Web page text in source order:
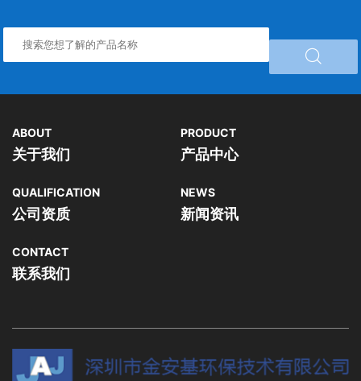

ABOUT
关于我们
PRODUCT
产品中心
QUALIFICATION
公司资质
NEWS
新闻资讯
CONTACT
联系我们